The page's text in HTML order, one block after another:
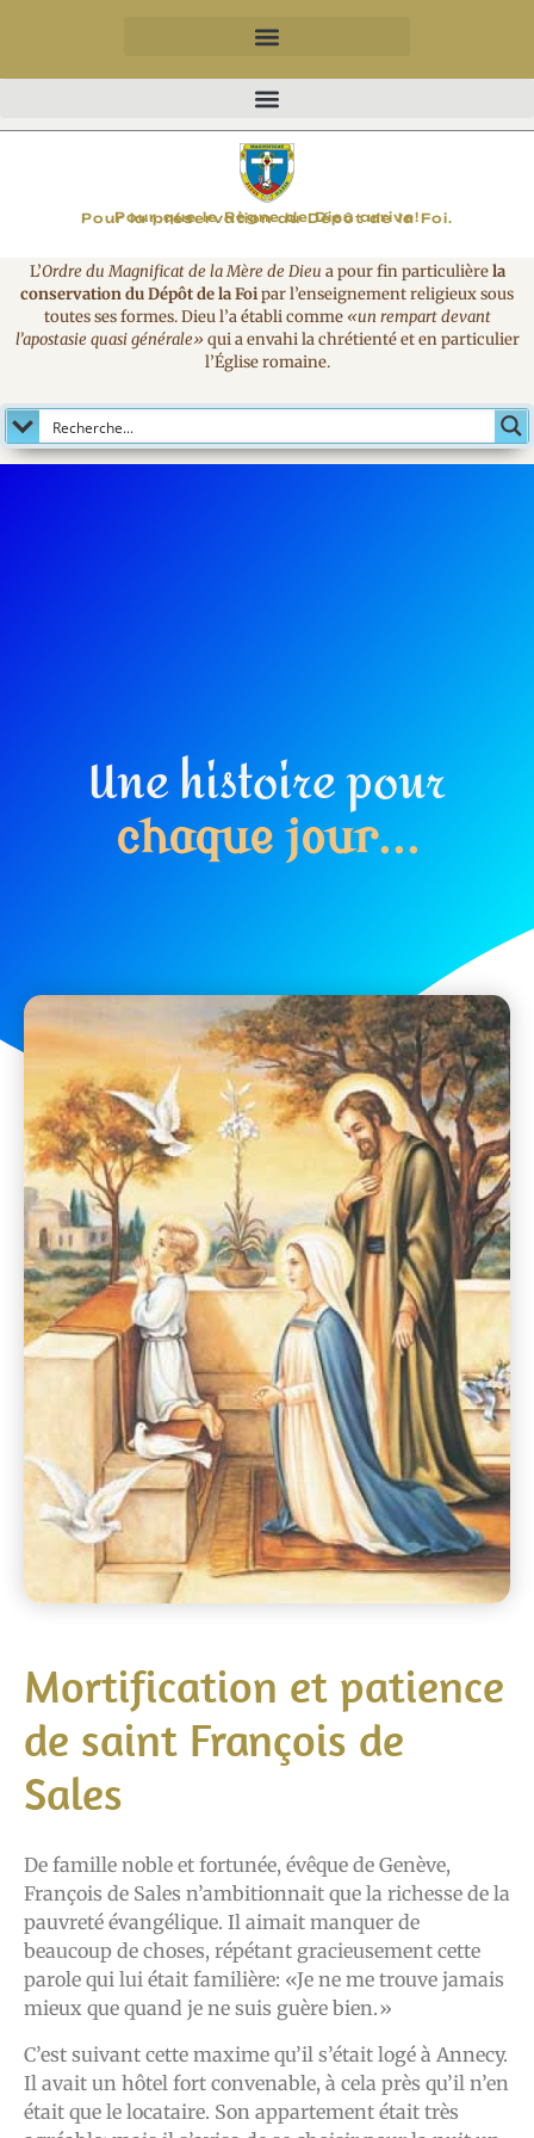
Pour la préservation du Dépôt de la Foi.
Pour que le Règne de Dieu arrive!
MAGNIFICAT
L’Ordre du Magnificat de la Mère de Dieu a pour fin particulièrela
conservation du Dépôt de la Foipar l’enseignement religieux sous
toutes ses formes. Dieu l’a établi comme«un rempart devant
l’apostasie quasi générale» qui a envahi la chrétienté et en particulier
l’Église romaine.
Une histoire pour
chaque jour...
Mortification et patience
de saint François de
Sales
De famille noble et fortunée, évêque de Genève,
François de Sales n’ambitionnait que la richesse de la
pauvreté évangélique. Il aimait manquer de
beaucoup de choses, répétant gracieusement cette
parole qui lui était familière: «Je ne me trouve jamais
mieux que quand je ne suis guère bien.»
C’est suivant cette maxime qu’il s’était logé à Annecy.
Il avait un hôtel fort convenable, à cela près qu’il n’en
était que le locataire. Son appartement était très